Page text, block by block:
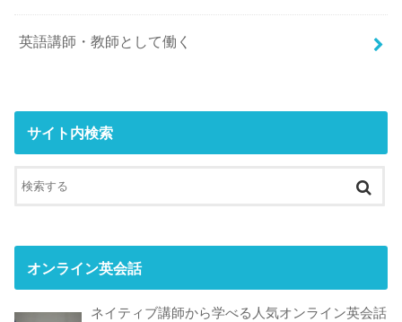
英語講師・教師として働く
サイト内検索
オンライン英会話
ネイティブ講師から学べる人気オンライン英会話